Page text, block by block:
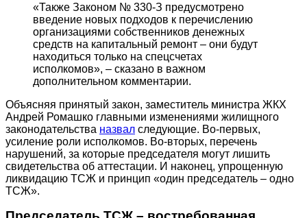
«Также Законом № 330-З предусмотрено
введение новых подходов к перечислению
организациями собственников денежных
средств на капитальный ремонт – они будут
находиться только на спецсчетах
исполкомов», – сказано в важном
дополнительном комментарии.
Объясняя принятый закон, заместитель министра ЖКХ
Андрей Ромашко главными изменениями жилищного
законодательства назвал следующие. Во-первых,
усиление роли исполкомов. Во-вторых, перечень
нарушений, за которые председателя могут лишить
свидетельства об аттестации. И наконец, упрощенную
ликвидацию ТСЖ и принцип «один председатель – одно
ТСЖ».